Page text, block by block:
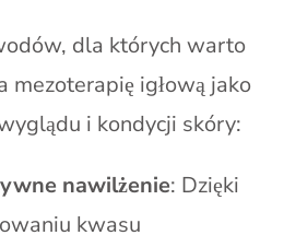
dla których warto
mezoterapię igłową jako
i kondycji skóry:
nawilżenie: Dzięki
kwasu